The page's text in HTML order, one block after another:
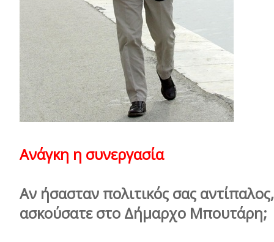
Ανάγκη η συνεργασία
Αν ήσασταν πολιτικός σας αντίπαλος,
ασκούσατε στο Δήμαρχο Μπουτάρη;